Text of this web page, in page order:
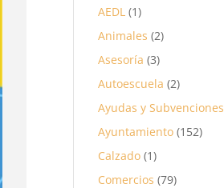
AEDL (1)
Animales (2)
Asesoría (3)
Autoescuela (2)
Ayudas y Subvenciones
Ayuntamiento (152)
Calzado (1)
Comercios (79)